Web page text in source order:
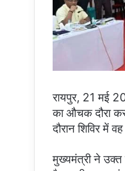
रायपुर, 21 मई
का औचक दौरा
दौरान शिविर में
मुख्यमंत्री ने उक्त